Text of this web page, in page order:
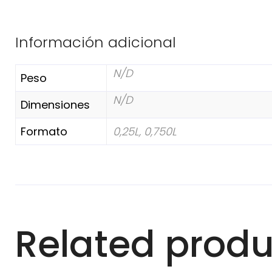
Información adicional
Peso N/D
Dimensiones N/D
Formato 0,25L, 0,750L
Related